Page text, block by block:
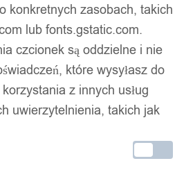
konkretnych zasobach, takich
lub fonts.gstatic.com.
czcionek są oddzielne i nie
które wysyłasz do
z innych usług
uwierzytelnienia, takich jak